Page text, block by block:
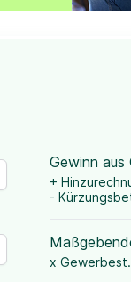
Gewinn aus
+
-
x